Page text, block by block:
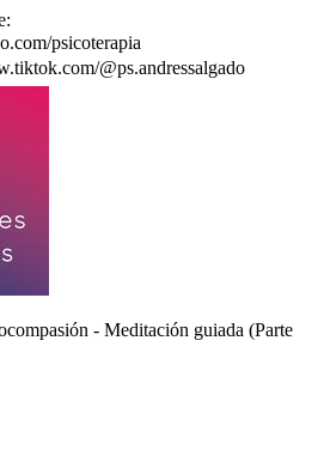
psicoterapia⁠⁠⁠⁠⁠⁠⁠⁠⁠⁠⁠⁠⁠⁠⁠⁠⁠⁠⁠⁠⁠⁠⁠⁠⁠⁠⁠⁠⁠⁠⁠⁠⁠⁠⁠⁠⁠⁠⁠⁠⁠⁠⁠⁠⁠⁠⁠⁠⁠⁠⁠⁠⁠⁠⁠⁠⁠⁠
@ps.andressalgado
- Meditación guiada (Parte